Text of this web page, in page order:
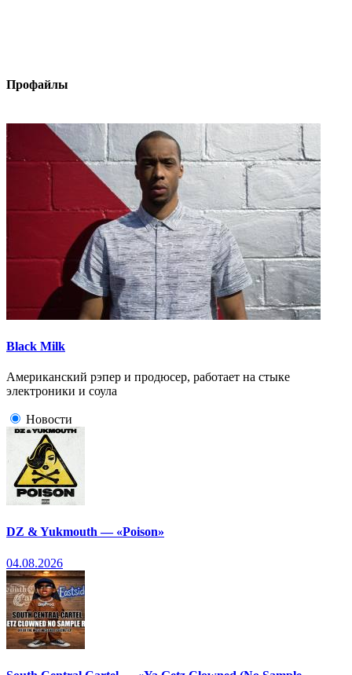
Профайлы
Black Milk
Американский рэпер и продюсер, работает на стыке
электроники и соула
Новости
DZ & Yukmouth — «Poison»
04.08.2026